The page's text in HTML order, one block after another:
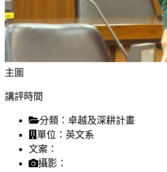
主圖
講評時間
分類： 卓越及深耕計畫
單位： 英文系
文案：
攝影：